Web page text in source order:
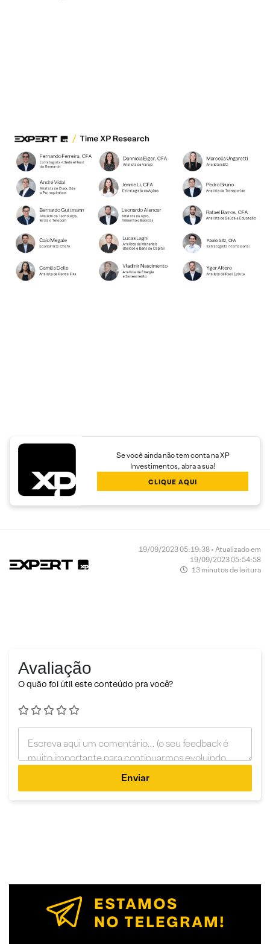
Se você ainda não tem conta na XP
Investimentos, abra a sua!
CLIQUE AQUI
19/09/2023 05:19:38 • Atualizado em
19/09/2023 05:54:58
13 minutos de leitura
Avaliação
O quão foi útil este conteúdo pra você?
Enviar